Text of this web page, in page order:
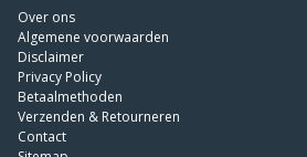
Over ons
Algemene voorwaarden
Disclaimer
Privacy Policy
Betaalmethoden
Verzenden & Retourneren
Contact